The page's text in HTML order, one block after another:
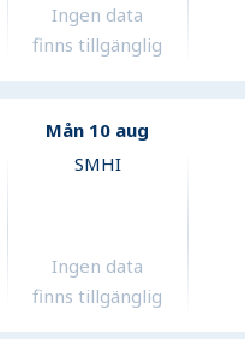
Ingen data
finns tillgänglig
Mån 10 aug
SMHI
Ingen data
finns tillgänglig